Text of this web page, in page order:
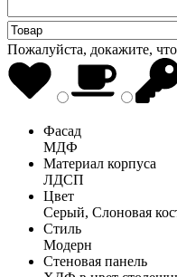
Пожалуйста, докажите,
Фасад
МДФ
Материал корпуса
ЛДСП
Цвет
Серый, Слоновая
Стиль
Модерн
Стеновая панель